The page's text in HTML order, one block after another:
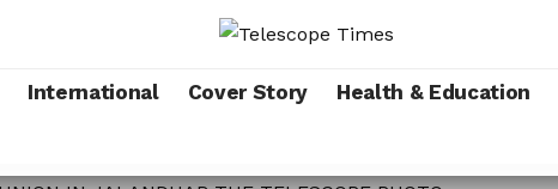
International Cover Story Health & Education